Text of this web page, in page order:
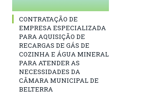
CONTRATAÇÃO DE
EMPRESA ESPECIALIZADA
PARA AQUISIÇÃO DE
RECARGAS DE GÁS DE
COZINHA E ÁGUA MINERAL
PARA ATENDER AS
NECESSIDADES DA
CÂMARA MUNICIPAL DE
BELTERRA